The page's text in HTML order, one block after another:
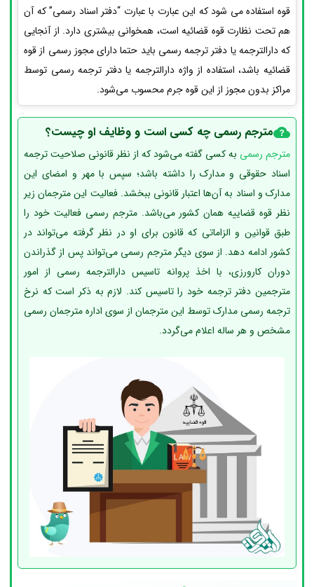
قوه استفاده می شود که این عبارت با عبارت “دفتر اسناد رسمی” که آن
هم تحت نظارت قوه قضائیه است، همخوانی بیشتری دارد. از آنجایی
که دارالترجمه یا دفتر ترجمه رسمی باید حتما دارای مجوز رسمی از قوه
قضائیه باشد، استفاده از واژه دارالترجمه یا دفتر ترجمه رسمی توسط
مراکز بدون مجوز از این قوه جرم محسوب می‌شود.
مترجم رسمی چه کسی است و وظایف او چیست؟
مترجم رسمی به کسی گفته می‌شود که از نظر قانونی صلاحیت ترجمه
اسناد حقوقی و مدارک را داشته باشد؛ سپس با مهر و امضای این
مدارک و اسناد به آن‌ها اعتبار قانونی ببخشد. فعالیت این مترجمان زیر
نظر قوه قضاییه همان کشور می‌باشد. مترجم رسمی فعالیت خود را
طبق قوانین و الزاماتی که قانون برای او در نظر گرفته می‌تواند در
کشور ادامه دهد. از سوی دیگر مترجم رسمی می‌تواند پس از گذراندن
دوران کارورزی، با اخذ پروانه تاسیس دارالترجمه رسمی از امور
مترجمین دفتر ترجمه خود را تاسیس کند. لازم به ذکر است که نرخ
ترجمه رسمی مدارک توسط این مترجمان از سوی اداره مترجمان رسمی
مشخص و هر ساله اعلام می‌گردد.